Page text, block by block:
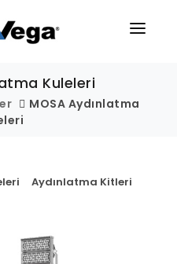
Kuleleri
MOSA Aydınlatma
Aydınlatma Kitleri